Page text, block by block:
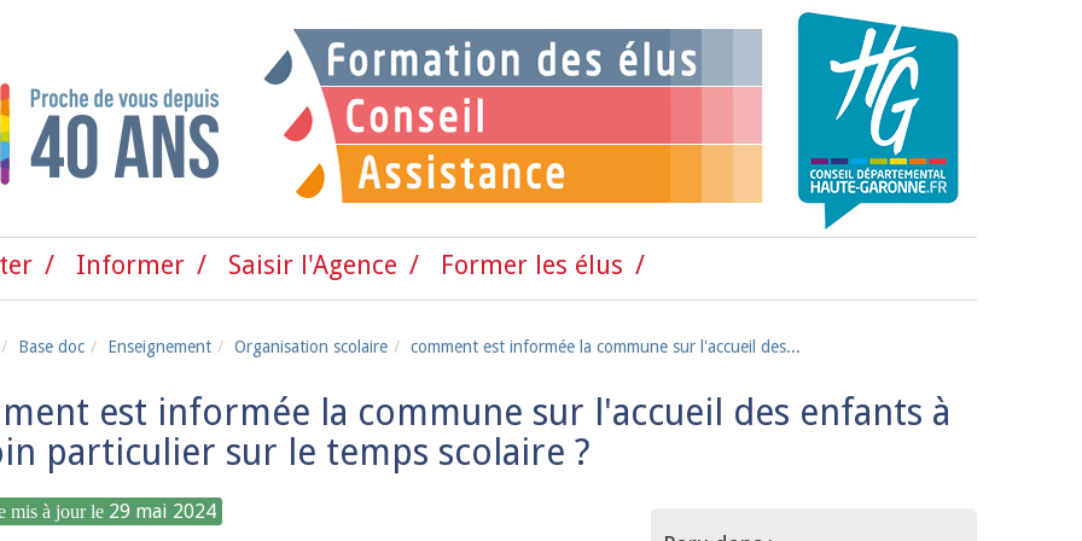
Informer Saisir l'Agence Former les élus
Base doc Enseignement Organisation scolaire comment est informée la commune sur l'accueil des...
est informée la commune sur l'accueil des enfants à
particulier sur le temps scolaire ?
29 mai 2024